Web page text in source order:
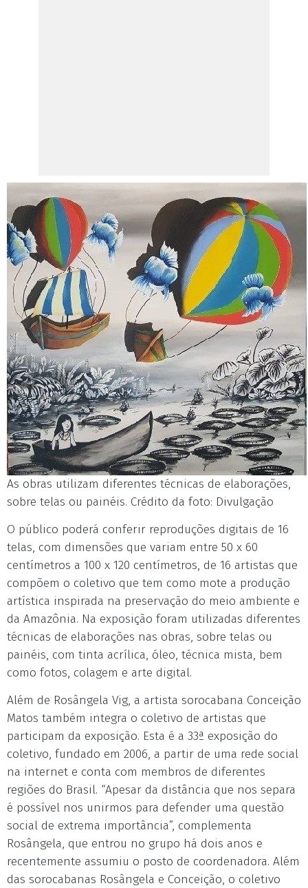
As obras utilizam diferentes técnicas de elaborações,
sobre telas ou painéis. Crédito da foto: Divulgação
O público poderá conferir reproduções digitais de 16
telas, com dimensões que variam entre 50 x 60
centímetros a 100 x 120 centímetros, de 16 artistas que
compõem o coletivo que tem como mote a produção
artística inspirada na preservação do meio ambiente e
da Amazônia. Na exposição foram utilizadas diferentes
técnicas de elaborações nas obras, sobre telas ou
painéis, com tinta acrílica, óleo, técnica mista, bem
como fotos, colagem e arte digital.
Além de Rosângela Vig, a artista sorocabana Conceição
Matos também integra o coletivo de artistas que
participam da exposição. Esta é a 33ª exposição do
coletivo, fundado em 2006, a partir de uma rede social
na internet e conta com membros de diferentes
regiões do Brasil. “Apesar da distância que nos separa
é possível nos unirmos para defender uma questão
social de extrema importância”, complementa
Rosângela, que entrou no grupo há dois anos e
recentemente assumiu o posto de coordenadora. Além
das sorocabanas Rosângela e Conceição, o coletivo